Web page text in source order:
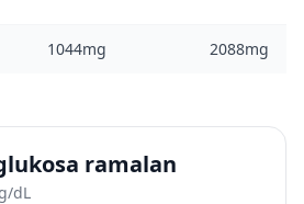
1044mg 2088mg
ramalan
dL